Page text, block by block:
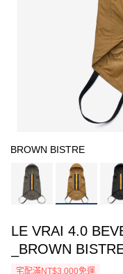
BROWN BISTRE
LE VRAI 4.0
_BROWN
宅配滿NT$3,000免運